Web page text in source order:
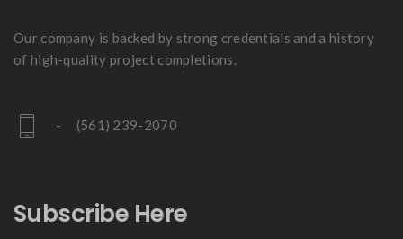
Our company is backed by strong credentials and a history
of high-quality project completions.
- (561) 239-2070
Subscribe Here